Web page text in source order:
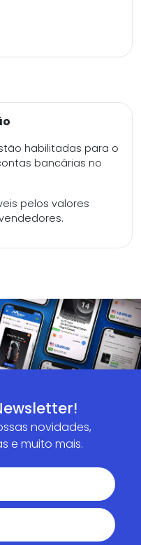
habilitadas para o
bancárias no
pelos valores
novidades,
e muito mais.